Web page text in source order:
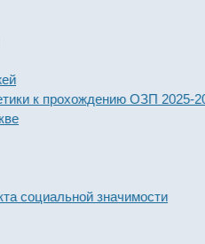
прохождению ОЗП 2025-2026
значимости